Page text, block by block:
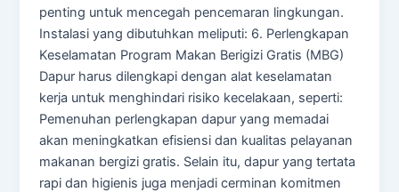
penting untuk mencegah pencemaran lingkungan.
Instalasi yang dibutuhkan meliputi: 6. Perlengkapan
Keselamatan Program Makan Berigizi Gratis (MBG)
Dapur harus dilengkapi dengan alat keselamatan
kerja untuk menghindari risiko kecelakaan, seperti:
Pemenuhan perlengkapan dapur yang memadai
akan meningkatkan efisiensi dan kualitas pelayanan
makanan bergizi gratis. Selain itu, dapur yang tertata
rapi dan higienis juga menjadi cerminan komitmen